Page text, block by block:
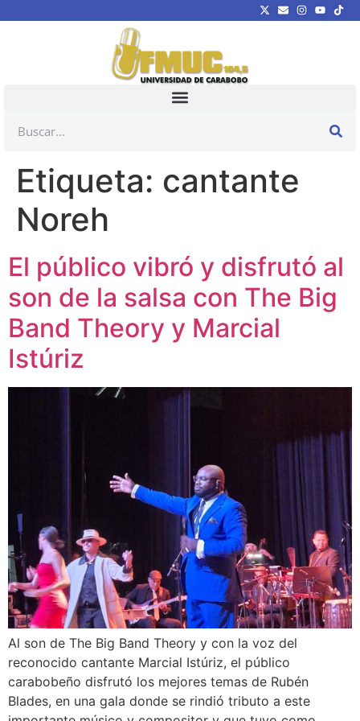
Etiqueta: cantante
Noreh
El público vibró y disfrutó al
son de la salsa con The Big
Band Theory y Marcial
Istúriz
Al son de The Big Band Theory y con la voz del
reconocido cantante Marcial Istúriz, el público
carabobeño disfrutó los mejores temas de Rubén
Blades, en una gala donde se rindió tributo a este